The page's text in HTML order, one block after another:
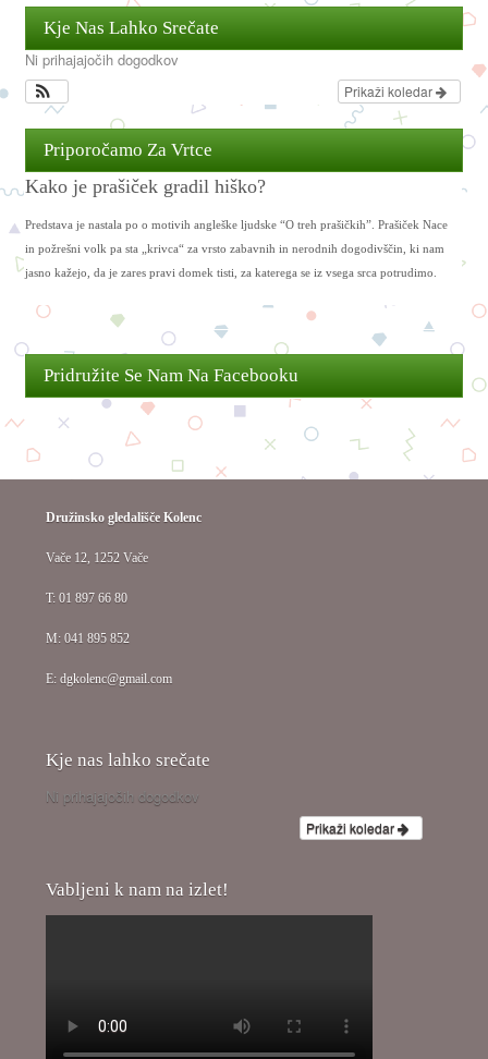
Kje Nas Lahko Srečate
Ni prihajajočih dogodkov
Prikaži koledar
Priporočamo Za Vrtce
Kako je prašiček gradil hiško?
Predstava je nastala po o motivih angleške ljudske “O treh prašičkih”. Prašiček Nace
in požrešni volk pa sta „krivca“ za vrsto zabavnih in nerodnih dogodivščin, ki nam
jasno kažejo, da je zares pravi domek tisti, za katerega se iz vsega srca potrudimo.
Pridružite Se Nam Na Facebooku
Družinsko gledališče Kolenc
Vače 12, 1252 Vače
T: 01 897 66 80
M: 041 895 852
E: dgkolenc@gmail.com
Kje nas lahko srečate
Ni prihajajočih dogodkov
Prikaži koledar
Vabljeni k nam na izlet!